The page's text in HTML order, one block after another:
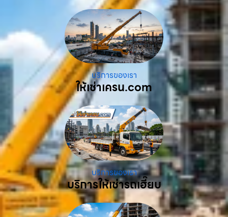
บริการของเรา
ให้เช่าเครน.com
บริการของเรา
บริการให้เช่ารถเฮี๊ยบ